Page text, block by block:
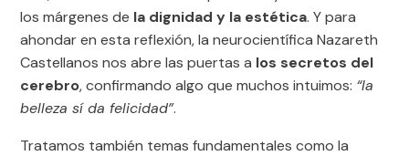
los márgenes de la dignidad y la estética. Y para
ahondar en esta reflexión, la neurocientífica Nazareth
Castellanos nos abre las puertas a los secretos del
cerebro, confirmando algo que muchos intuimos: “la
belleza sí da felicidad”.
Tratamos también temas fundamentales como la